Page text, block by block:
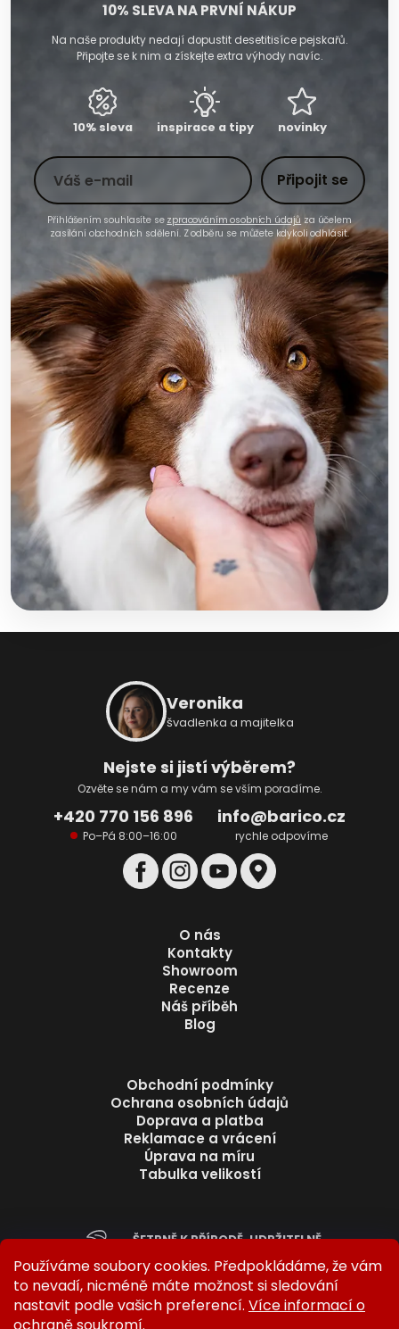
Používáme soubory cookies. Předpokládáme, že vám
to nevadí, nicméně máte možnost si sledování
nastavit podle vašich preferencí. Více informací o
10% SLEVA NA PRVNÍ NÁKUP
Na naše produkty nedají dopustit desetitisíce pejskařů.
Připojte se k nim a získejte extra výhody navíc.
10% sleva inspirace a tipy novinky
Toto pole nevyplňujteVáš e-mail
Připojit se
Přihlášením souhlasíte se zpracováním osobních údajů za účelem
zasílání obchodních sdělení. Z odběru se můžete kdykoli odhlásit.
Veronika
švadlenka a majitelka
Nejste si jistí výběrem?
Ozvěte se nám a my vám se vším poradíme.
+420 770 156 896
Po–Pá 8:00–16:00
info@barico.cz
rychle odpovíme
O nás
Kontakty
Showroom
Recenze
Náš příběh
Blog
Obchodní podmínky
Ochrana osobních údajů
Doprava a platba
Reklamace a vrácení
Úprava na míru
Tabulka velikostí
ŠETRNĚ K PŘÍRODĚ. UDRŽITELNĚ.
BEZ ZBYTEČNÉHO ODPADU.